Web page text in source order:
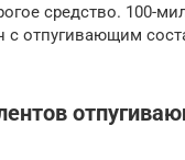
средство. 100-
с отпугивающим